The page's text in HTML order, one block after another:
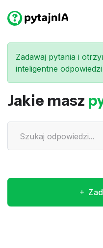
Zadawaj pytania i
inteligentne
Jakie masz